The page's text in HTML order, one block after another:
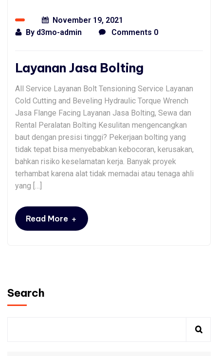
November 19, 2021
By d3mo-admin Comments 0
Layanan Jasa Bolting
All Service Layanan Bolt Tensioning Service Layanan
Cold Cutting and Beveling Hydraulic Torque Wrench
Jasa Flange Facing Layanan Jasa Bolting, Sewa dan
Rental Peralatan Bolting Kesulitan mengencangkan
baut dengan presisi tinggi? Pekerjaan bolting yang
tidak tepat bisa menyebabkan kebocoran, kerusakan,
bahkan risiko keselamatan kerja. Banyak proyek
terhambat karena alat tidak memadai atau tenaga ahli
yang […]
Read More +
Search